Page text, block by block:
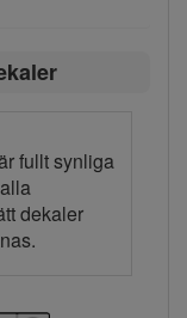
fullt synliga
dekaler